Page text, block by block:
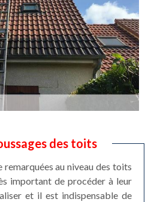
des toits
au niveau des toits
important de procéder à leur
et il est indispensable de